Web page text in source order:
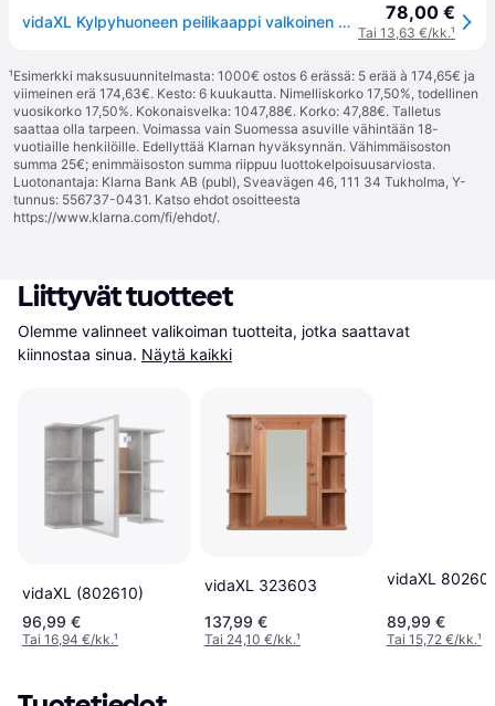
vidaXL Kylpyhuoneen peilikaappi valkoinen 80x20,5x64 cm tekninen puu 78,00 €
Tai 13,63 €/kk.¹
¹Esimerkki maksusuunnitelmasta: 1000€ ostos 6 erässä: 5 erää à 174,65€ ja
viimeinen erä 174,63€. Kesto: 6 kuukautta. Nimelliskorko 17,50%, todellinen
vuosikorko 17,50%. Kokonaisvelka: 1047,88€. Korko: 47,88€. Talletus
saattaa olla tarpeen. Voimassa vain Suomessa asuville vähintään 18-
vuotiaille henkilöille. Edellyttää Klarnan hyväksynnän. Vähimmäisoston
summa 25€; enimmäisoston summa riippuu luottokelpoisuusarviosta.
Luotonantaja: Klarna Bank AB (publ), Sveavägen 46, 111 34 Tukholma, Y-
tunnus: 556737-0431. Katso ehdot osoitteesta
https://www.klarna.com/fi/ehdot/.
Liittyvät tuotteet
Olemme valinneet valikoiman tuotteita, jotka saattavat
kiinnostaa sinua. Näytä kaikki
vidaXL (802610)
96,99 €
Tai 16,94 €/kk.¹
vidaXL 323603
137,99 €
Tai 24,10 €/kk.¹
vidaXL
89,99 €
Tai 15,72 €/kk.¹